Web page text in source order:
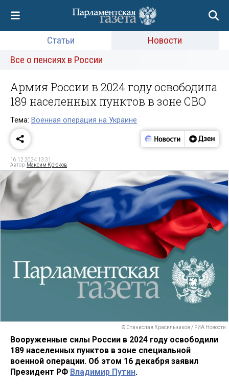
Статьи
Новости
Все о пенсиях в России
Армия России в 2024 году освободила
189 населенных пунктов в зоне СВО
Тема: Военная операция на Украине
16.12.2024 13:31
Автор: Максим Крюков
© Станислав Красильников / РИА Новости
Вооруженные силы России в 2024 году освободили
189 населенных пунктов в зоне специальной
военной операции. Об этом 16 декабря заявил
Президент РФ Владимир Путин.